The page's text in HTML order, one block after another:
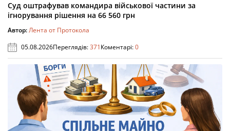
Суд оштрафував командира військової частини за
ігнорування рішення на 66 560 грн
Автор:Лента от Протокола
05.08.2026Переглядів:371Коментарі:0